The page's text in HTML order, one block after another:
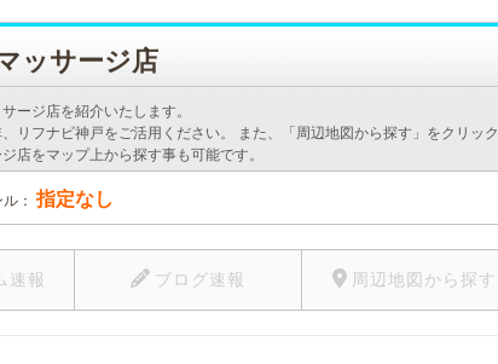
ッサージ店
ージ店を紹介いたします。
リフナビ神戸をご活用ください。 また、「周辺地図から探す」をクリック
店をマップ上から探す事も可能です。
： 指定なし
速報 ブログ速報 周辺地図から探す